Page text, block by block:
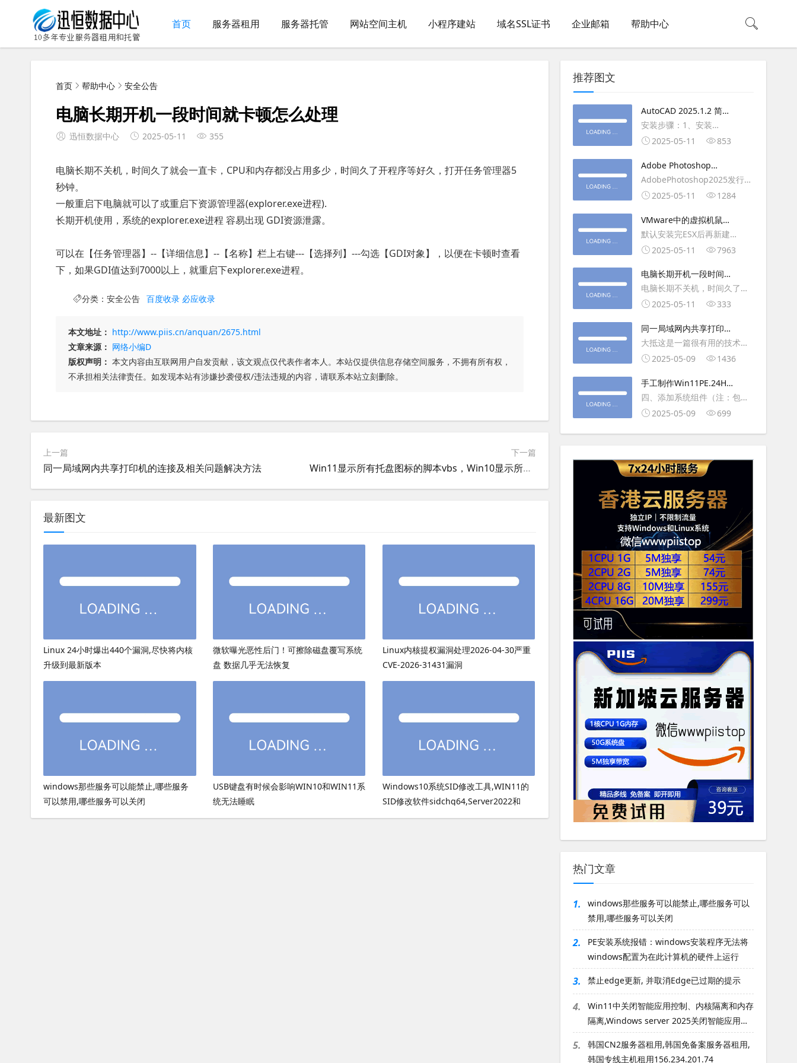
首页 服务器租用 服务器托管 网站空间主机 小程序建站 域名SSL证书 企业邮箱 帮助中心
首页 帮助中心 安全公告
电脑长期开机一段时间就卡顿怎么处理
迅恒数据中心 2025-05-11 355
电脑长期不关机，时间久了就会一直卡，CPU和内存都没占用多少，时间久了开程序等好久，打开任务管理器5
秒钟。
一般重启下电脑就可以了或重启下资源管理器(explorer.exe进程).
长期开机使用，系统的explorer.exe进程 容易出现 GDI资源泄露。
可以在【任务管理器】--【详细信息】--【名称】栏上右键---【选择列】---勾选【GDI对象】，以便在卡顿时查看
下，如果GDI值达到7000以上，就重启下explorer.exe进程。
分类： 安全公告 百度收录 必应收录
本文地址： http://www.piis.cn/anquan/2675.html
文章来源： 网络小编D
版权声明： 本文内容由互联网用户自发贡献，该文观点仅代表作者本人。本站仅提供信息存储空间服务，不拥有所有权，
不承担相关法律责任。如发现本站有涉嫌抄袭侵权/违法违规的内容，请联系本站立刻删除。
上一篇
同一局域网内共享打印机的连接及相关问题解决方法
下一篇
Win11显示所有托盘图标的脚本vbs，Win10显示所有托盘图标命令行bat
最新图文
Linux 24小时爆出440个漏洞,尽快将内核
升级到最新版本
微软曝光恶性后门！可擦除磁盘覆写系统
盘 数据几乎无法恢复
Linux内核提权漏洞处理2026-04-30严重
CVE-2026-31431漏洞
windows那些服务可以能禁止,哪些服务
可以禁用,哪些服务可以关闭
USB键盘有时候会影响WIN10和WIN11系
统无法睡眠
Windows10系统SID修改工具,WIN11的
SID修改软件sidchg64,Server2022和
Server2025的SID修改方法
推荐图文
AutoCAD 2025.1.2 简体
中文版（64位）破解版下
载
安装步骤：1、安装
AutoCAD_2025.1.2_Update3、
复制Crack里面的文件到
AutoCAD安装目录里，覆盖同
名文件4、完最低
2025-05-11 853
Adobe Photoshop
2025（v26.6.1）多语言
破解版下载
AdobePhotoshop2025发行
年：2025版本：26.6.1.7开发
平台：WindowsX64界面语
言：英语/匈牙利/匈牙利/越南/
荷兰/印尼/西班牙/西班牙语/意
大利
2025-05-11 1284
VMware中的虚拟机鼠标
移动缓慢,VMware虚拟机
卡顿慢,鼠标移动卡顿问题
默认安装完ESX后再新建
WINDOWS虚拟主机，如
操作虚拟主机，鼠标会非常
钝，这是因为虚拟机没有鼠标
驱动，通过安装vmwaretool后
就可以解决此问
2025-05-11 7963
电脑长期开机一段时间就
卡顿怎么处理
电脑长期不关机，时间久了就
会一直卡，CPU和内存都没占
久，打开任务管理器5秒钟。一
般重启下电脑就可以了或重启
下资源管理器(explorer.exe进
程).
2025-05-11 333
同一局域网内共享打印机
的连接及相关问题解决方
法
大抵这是一篇很有用的技术教
程文章吧！涉及的内容普遍而
不自觉地点赞收藏吧~包含内容
有：共享前的准备工作在设置
打印机共享之前，你得先确保
两台电脑
2025-05-09 1436
手工制作Win11PE.24H2
LTSC2024详细教程2
四、添加系统组件（注：包含
DWM、BitLocker解锁、MMC
第5卷提取以下文件到BOOT文
件夹：;DWM桌面窗口管理器
2025-05-09 699
热门文章
1.
windows那些服务可以能禁止,哪些服务可以
禁用,哪些服务可以关闭
2.
PE安装系统报错：windows安装程序无法将
windows配置为在此计算机的硬件上运行
3. 禁止edge更新, 并取消Edge已过期的提示
4.
Win11中关闭智能应用控制、内核隔离和内存
隔离,Windows server 2025关闭智能应用控
制
5.
韩国CN2服务器租用,韩国免备案服务器租用,
韩国专线主机租用156.234.201.74